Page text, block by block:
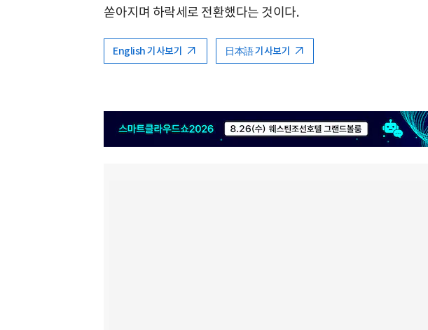
쏟아지며 하락세로 전환했다는 것이다.
English 기사보기 日本語 기사보기